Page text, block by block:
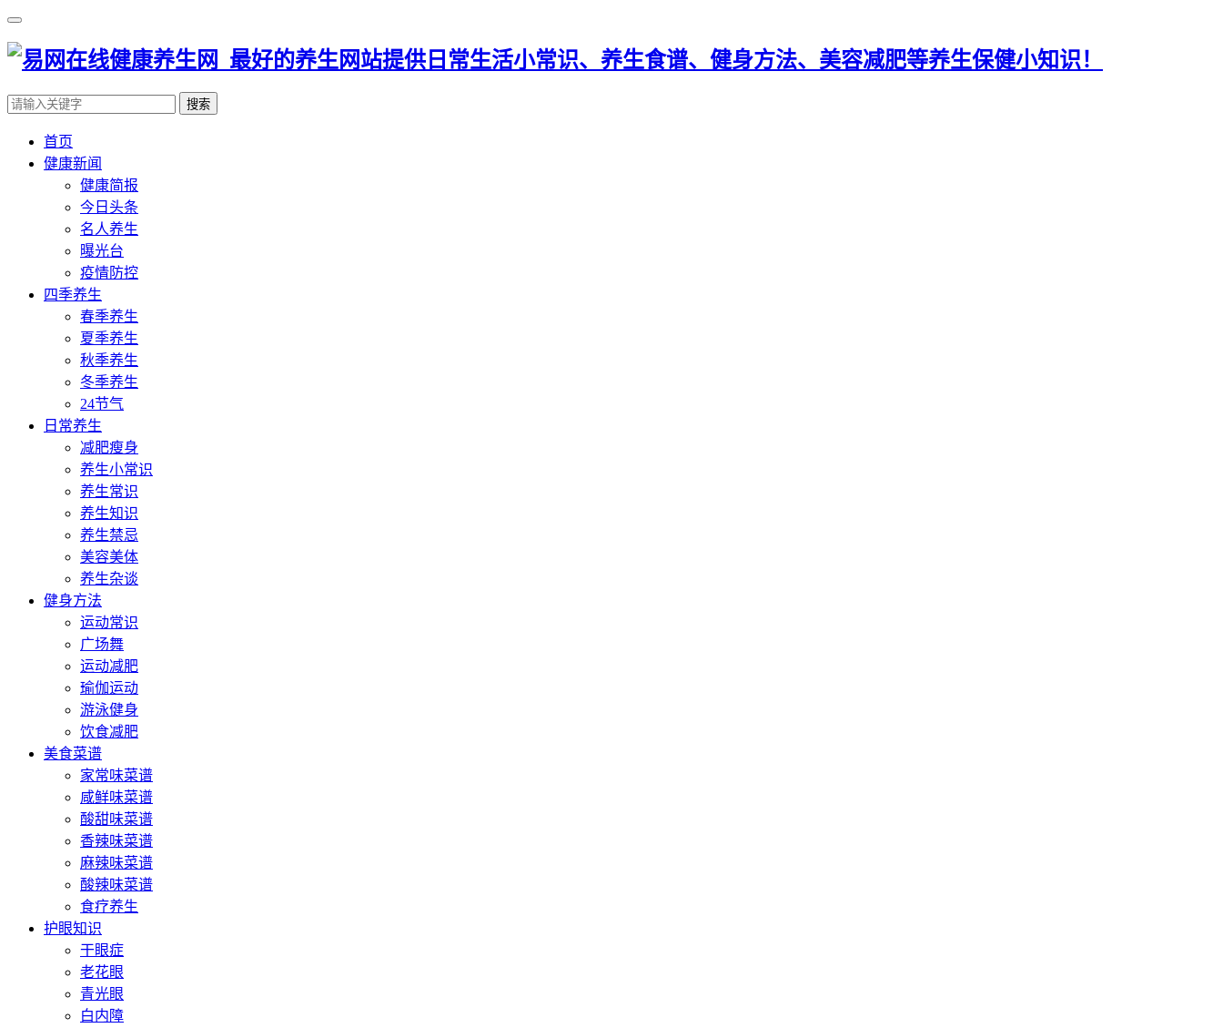
搜索
首页
健康新闻
健康简报
今日头条
名人养生
曝光台
疫情防控
四季养生
春季养生
夏季养生
秋季养生
冬季养生
24节气
日常养生
减肥瘦身
养生小常识
养生常识
养生知识
养生禁忌
美容美体
养生杂谈
健身方法
运动常识
广场舞
运动减肥
瑜伽运动
游泳健身
饮食减肥
美食菜谱
家常味菜谱
咸鲜味菜谱
酸甜味菜谱
香辣味菜谱
麻辣味菜谱
酸辣味菜谱
食疗养生
护眼知识
干眼症
老花眼
青光眼
白内障